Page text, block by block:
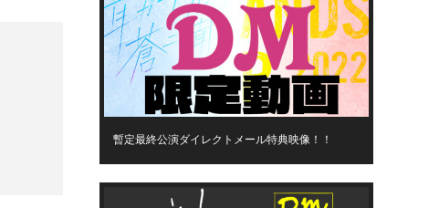
暫定最終公演ダイレクトメール特典映像！！